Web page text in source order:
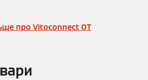
про Vitoconnect OT